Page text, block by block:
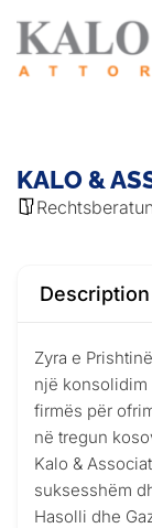
KALO &
Description
Zyra e
një konsolidim
firmës për
në tregun
Kalo &
suksesshëm
Hasolli dhe